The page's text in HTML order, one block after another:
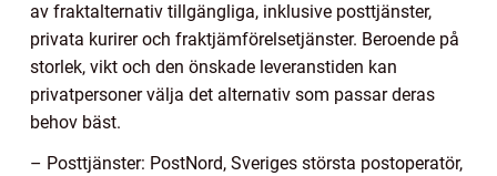
av fraktalternativ tillgängliga, inklusive posttjänster,
privata kurirer och fraktjämförelsetjänster. Beroende på
storlek, vikt och den önskade leveranstiden kan
privatpersoner välja det alternativ som passar deras
behov bäst.
– Posttjänster: PostNord, Sveriges största postoperatör,